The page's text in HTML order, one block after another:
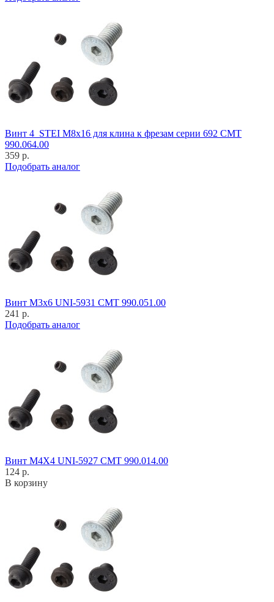
Винт 4_STEI M8x16 для клина к фрезам серии 692 CMT
990.064.00
359 р.
Подобрать аналог
Винт M3x6 UNI-5931 CMT 990.051.00
241 р.
Подобрать аналог
Винт M4X4 UNI-5927 CMT 990.014.00
124 р.
В корзину